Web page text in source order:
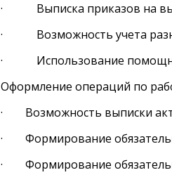
· Выписка приказов на
· Возможность учета
· Использование
Оформление операций по
· Возможность выписки
· Формирование
· Формирование